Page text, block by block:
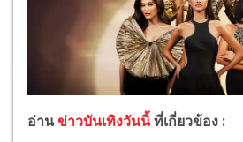
อ่านข่าวบันเทิงวันนี้ ที่เกี่ยวข้อง :